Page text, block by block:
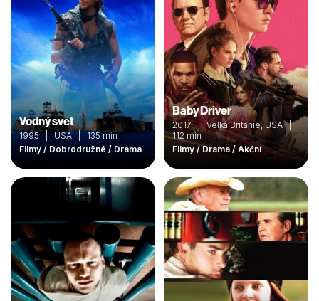
Vodný svet
1995 | USA | 135 min
Filmy / Dobrodružné / Drama
Baby Driver
2017 | Velká Británie, USA |
112 min
Filmy / Drama / Akční